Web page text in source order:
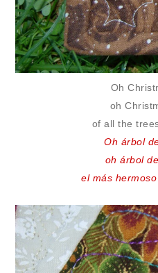
Oh
oh
of all the
Oh árbol
oh árbol
el más